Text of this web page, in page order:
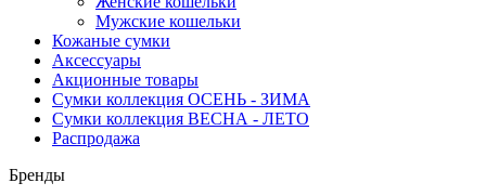
Мужские кошельки
Кожаные сумки
Аксессуары
Акционные товары
Сумки коллекция ОСЕНЬ - ЗИМА
Сумки коллекция ВЕСНА - ЛЕТО
Распродажа
Бренды